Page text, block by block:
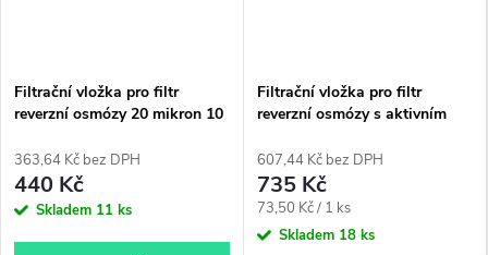
Filtrační vložka pro filtr
reverzní osmózy 20 mikron 10
363,64 Kč bez DPH
440 Kč
Skladem 11 ks
Filtrační vložka pro filtr
reverzní osmózy s aktivním
607,44 Kč bez DPH
735 Kč
Měrná
cena:
73,50 Kč / 1 ks
Skladem 18 ks